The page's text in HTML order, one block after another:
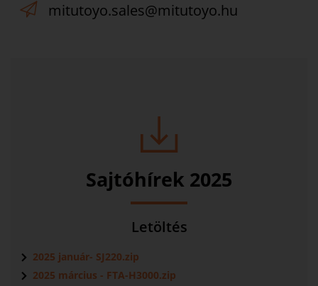
mitutoyo.sales@mitutoyo.hu
Sajtóhírek 2025
Letöltés
2025 január- SJ220.zip
2025 március - FTA-H3000.zip